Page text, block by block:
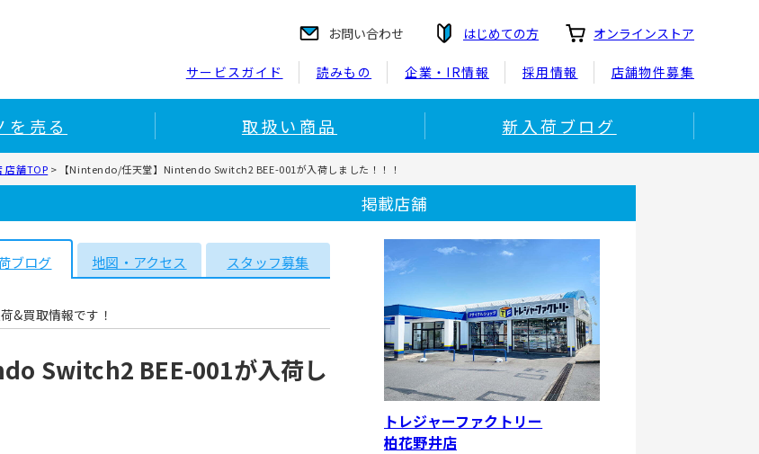
お問い合わせ はじめての方 オンラインストア
サービスガイド 読みもの 企業・IR情報 採用情報 店舗物件募集
を売る 取扱い商品 新入荷ブログ
店舗TOP > 【Nintendo/任天堂】Nintendo Switch2 BEE-001が入荷しました！！！
ブログ 地図・アクセス スタッフ募集
&買取情報です！
Switch2 BEE-001が入荷し
掲載店舗
トレジャーファクトリー
柏花野井店